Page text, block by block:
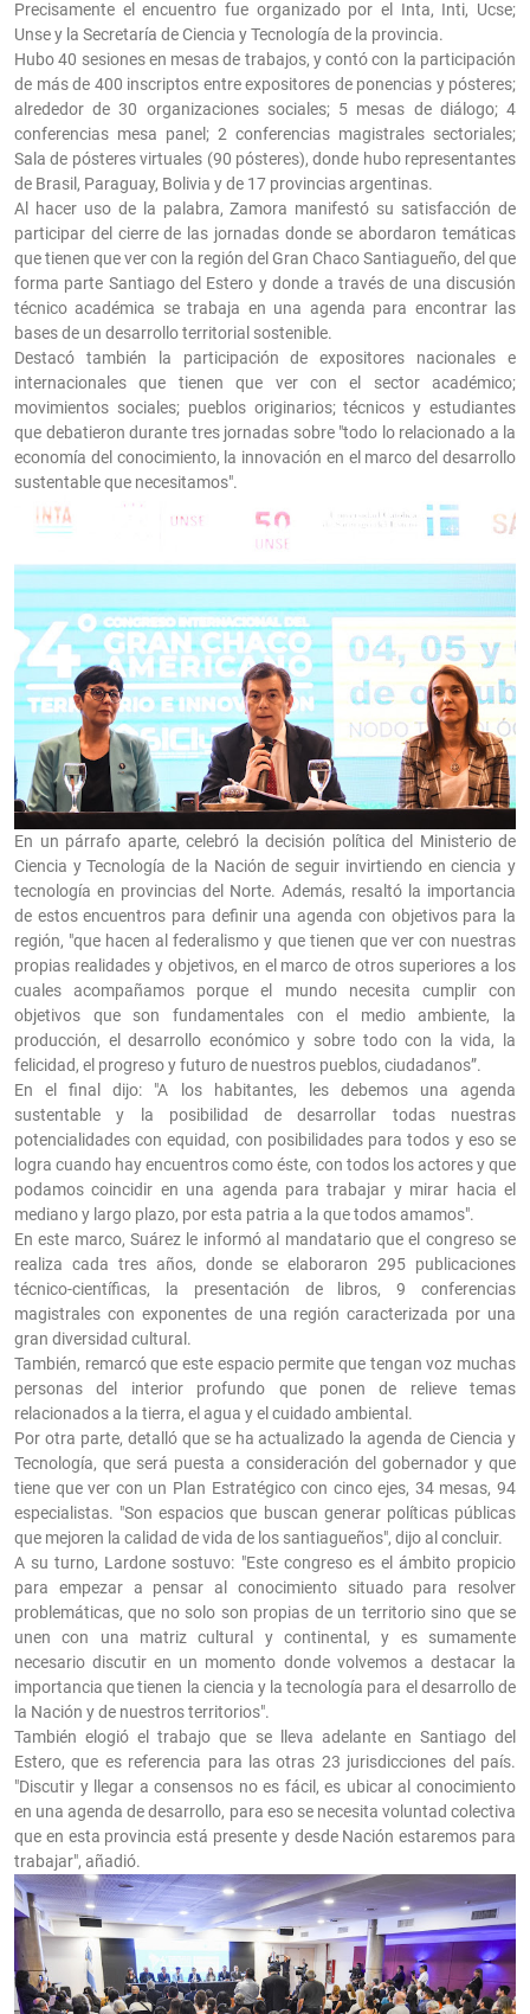
Precisamente el encuentro fue organizado por el Inta, Inti, Ucse;
Unse y la Secretaría de Ciencia y Tecnología de la provincia.
Hubo 40 sesiones en mesas de trabajos, y contó con la participación
de más de 400 inscriptos entre expositores de ponencias y pósteres;
alrededor de 30 organizaciones sociales; 5 mesas de diálogo; 4
conferencias mesa panel; 2 conferencias magistrales sectoriales;
Sala de pósteres virtuales (90 pósteres), donde hubo representantes
de Brasil, Paraguay, Bolivia y de 17 provincias argentinas.
Al hacer uso de la palabra, Zamora manifestó su satisfacción de
participar del cierre de las jornadas donde se abordaron temáticas
que tienen que ver con la región del Gran Chaco Santiagueño, del que
forma parte Santiago del Estero y donde a través de una discusión
técnico académica se trabaja en una agenda para encontrar las
bases de un desarrollo territorial sostenible.
Destacó también la participación de expositores nacionales e
internacionales que tienen que ver con el sector académico;
movimientos sociales; pueblos originarios; técnicos y estudiantes
que debatieron durante tres jornadas sobre "todo lo relacionado a la
economía del conocimiento, la innovación en el marco del desarrollo
sustentable que necesitamos".
En un párrafo aparte, celebró la decisión política del Ministerio de
Ciencia y Tecnología de la Nación de seguir invirtiendo en ciencia y
tecnología en provincias del Norte. Además, resaltó la importancia
de estos encuentros para definir una agenda con objetivos para la
región, "que hacen al federalismo y que tienen que ver con nuestras
propias realidades y objetivos, en el marco de otros superiores a los
cuales acompañamos porque el mundo necesita cumplir con
objetivos que son fundamentales con el medio ambiente, la
producción, el desarrollo económico y sobre todo con la vida, la
felicidad, el progreso y futuro de nuestros pueblos, ciudadanos”.
En el final dijo: "A los habitantes, les debemos una agenda
sustentable y la posibilidad de desarrollar todas nuestras
potencialidades con equidad, con posibilidades para todos y eso se
logra cuando hay encuentros como éste, con todos los actores y que
podamos coincidir en una agenda para trabajar y mirar hacia el
mediano y largo plazo, por esta patria a la que todos amamos".
En este marco, Suárez le informó al mandatario que el congreso se
realiza cada tres años, donde se elaboraron 295 publicaciones
técnico-científicas, la presentación de libros, 9 conferencias
magistrales con exponentes de una región caracterizada por una
gran diversidad cultural.
También, remarcó que este espacio permite que tengan voz muchas
personas del interior profundo que ponen de relieve temas
relacionados a la tierra, el agua y el cuidado ambiental.
Por otra parte, detalló que se ha actualizado la agenda de Ciencia y
Tecnología, que será puesta a consideración del gobernador y que
tiene que ver con un Plan Estratégico con cinco ejes, 34 mesas, 94
especialistas. "Son espacios que buscan generar políticas públicas
que mejoren la calidad de vida de los santiagueños", dijo al concluir.
A su turno, Lardone sostuvo: "Este congreso es el ámbito propicio
para empezar a pensar al conocimiento situado para resolver
problemáticas, que no solo son propias de un territorio sino que se
unen con una matriz cultural y continental, y es sumamente
necesario discutir en un momento donde volvemos a destacar la
importancia que tienen la ciencia y la tecnología para el desarrollo de
la Nación y de nuestros territorios".
También elogió el trabajo que se lleva adelante en Santiago del
Estero, que es referencia para las otras 23 jurisdicciones del país.
"Discutir y llegar a consensos no es fácil, es ubicar al conocimiento
en una agenda de desarrollo, para eso se necesita voluntad colectiva
que en esta provincia está presente y desde Nación estaremos para
trabajar", añadió.